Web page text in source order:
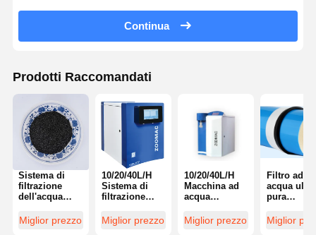
Continua
Prodotti Raccomandati
Sistema di
filtrazione
dell'acqua
alto flusso
1000L Metodo
Miglior prezzo
10/20/40L/H
Sistema di
filtrazione
ultrapura per
la scienza
Miglior prezzo
10/20/40L/H
Macchina ad
acqua
la scienza
della vita
Miglior prezzo
Filtro ad
acqua ultra
pura
Sistemi di
filtrazione
Miglior